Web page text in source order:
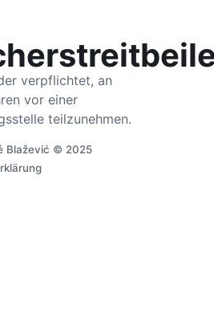
verpflichtet, an
vor einer
teilzunehmen.
Blažević © 2025